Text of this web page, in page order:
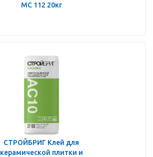
МС 112 20кг
СТРОЙБРИГ Клей для
керамической плитки и